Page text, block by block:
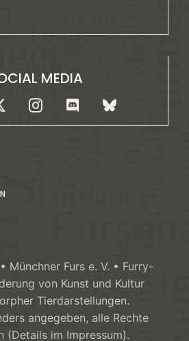
MEDIA
Furs e. V. • Furry-
von Kunst und Kultur
Tierdarstellungen.
angegeben, alle Rechte
(Details im Impressum).